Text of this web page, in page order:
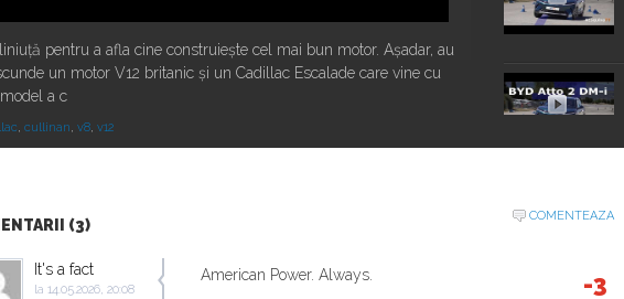
pentru a afla cine construiește cel mai bun motor. Așadar, au
un motor V12 britanic și un Cadillac Escalade care vine cu
a c
, cullinan, v8, v12
(3)
COMENTEAZA
It's a fact
la 14.05.2026, 20:08
American Power. Always.
-3